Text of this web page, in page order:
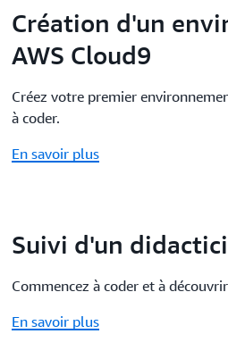
3.
Création d'un
AWS Cloud9
Créez votre premier
à coder.
En savoir plus
4.
Suivi d'un
Commencez à coder et à
En savoir plus